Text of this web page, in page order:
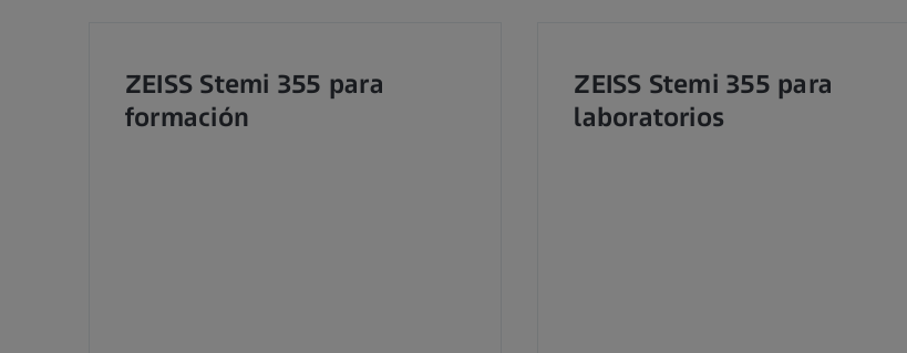
ZEISS Stemi 355 para
formación
ZEISS Stemi 355 para
laboratorios